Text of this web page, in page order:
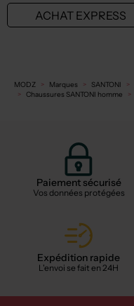
ACHAT EXPRESS
MODZ Marques SANTONI
Chaussures SANTONI homme
Paiement sécurisé
Vos données protégées
Expédition rapide
L'envoi se fait en 24H